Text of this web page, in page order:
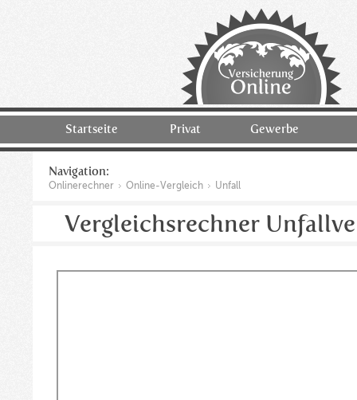
Startseite Privat Gewerbe
Navigation:
Onlinerechner Online-Vergleich Unfall
Vergleichsrechner